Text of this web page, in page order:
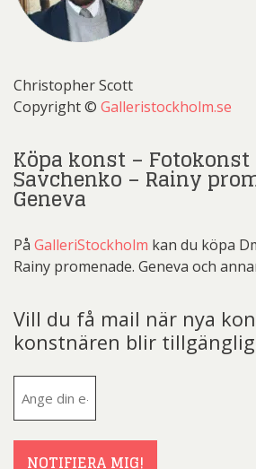
Christopher Scott
Copyright © Galleristockholm.se
Köpa konst –
Savchenko – Rainy
Geneva
På GalleriStockholm kan du köpa
Rainy promenade. Geneva och
Vill du få mail när nya
konstnären blir
NOTIFIERA MIG!